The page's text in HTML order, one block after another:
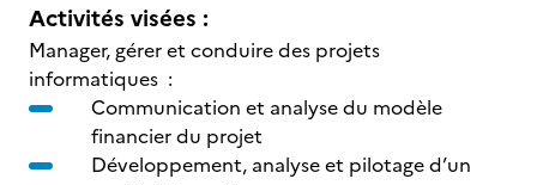
Activités visées :
Manager, gérer et conduire des projets
informatiques :
Communication et analyse du modèle
financier du projet
Développement, analyse et pilotage d’un